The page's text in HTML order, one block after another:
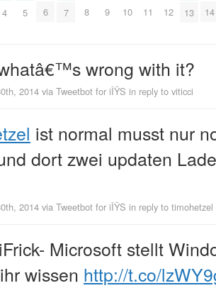
4 5 6 7 8 9 10 11 12 13 14
wrong with it?
2014 via Tweetbot for iÎŸS in reply to viticci
ist normal musst nur
dort zwei updaten
2014 via Tweetbot for iÎŸS in reply to timohetzel
Microsoft stellt
wissen http://t.co/